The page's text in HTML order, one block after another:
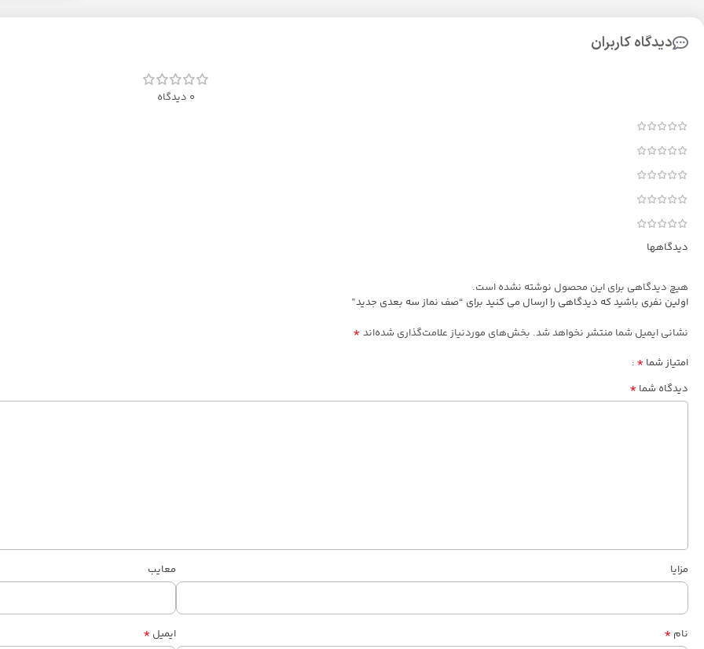
دیدگاه کاربران
0 دیدگاه
دیدگاهها
هیچ دیدگاهی برای این محصول نوشته نشده است.
اولین نفری باشید که دیدگاهی را ارسال می کنید برای “صف نماز سه بعدی جدید”
نشانی ایمیل شما منتشر نخواهد شد. بخش‌های موردنیاز علامت‌گذاری شده‌اند *
امتیاز شما *
دیدگاه شما *
مزایا معایب
نام * ایمیل *